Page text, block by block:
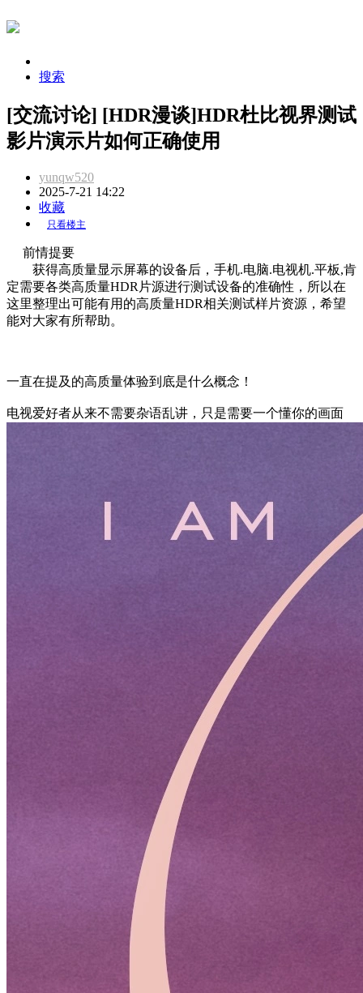
搜索
[交流讨论] [HDR漫谈]HDR杜比视界测试
影片演示片如何正确使用
yunqw520
2025-7-21 14:22
收藏
只看楼主
前情提要
获得高质量显示屏幕的设备后，手机.电脑.电视机.平板,肯
定需要各类高质量HDR片源进行测试设备的准确性，所以在
这里整理出可能有用的高质量HDR相关测试样片资源，希望
能对大家有所帮助。
一直在提及的高质量体验到底是什么概念！
电视爱好者从来不需要杂语乱讲，只是需要一个懂你的画面